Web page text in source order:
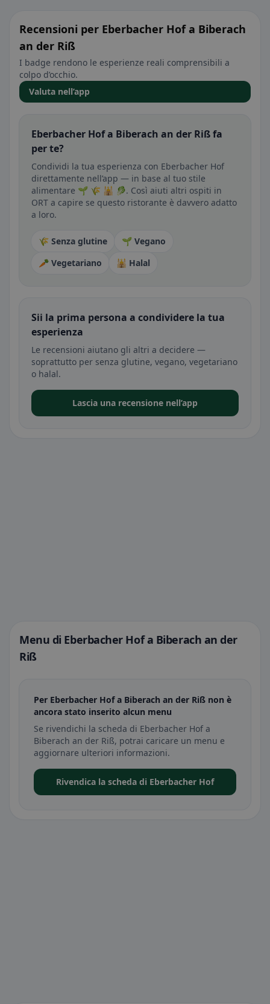
Recensioni per Eberbacher Hof a Biberach
an der Riß
I badge rendono le esperienze reali comprensibili a
colpo d’occhio.
Valuta nell’app
Eberbacher Hof a Biberach an der Riß fa
per te?
Condividi la tua esperienza con Eberbacher Hof
direttamente nell’app — in base al tuo stile
alimentare 🌱 🌾 🕌 🥬. Così aiuti altri ospiti in
ORT a capire se questo ristorante è davvero adatto
a loro.
🌾 Senza glutine
🌱 Vegano
🥕 Vegetariano
🕌 Halal
Sii la prima persona a condividere la tua
esperienza
Le recensioni aiutano gli altri a decidere —
soprattutto per senza glutine, vegano, vegetariano
o halal.
Lascia una recensione nell’app
Menu di Eberbacher Hof a Biberach an der
Riß
Per Eberbacher Hof a Biberach an der Riß non è
ancora stato inserito alcun menu
Se rivendichi la scheda di Eberbacher Hof a
Biberach an der Riß, potrai caricare un menu e
aggiornare ulteriori informazioni.
Rivendica la scheda di Eberbacher Hof